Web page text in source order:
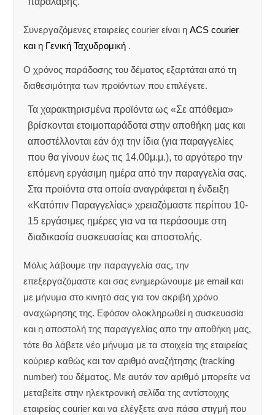
Συνεργαζόμενες εταιρείες courier είναι ηACS courier
και η Γενική Ταχυδρομική .
Ο χρόνος παράδοσης του δέματος εξαρτάται από τη
διαθεσιμότητα των προϊόντων που επιλέγετε.
Τα χαρακτηρισμένα προϊόντα ως «Σε απόθεμα»
βρίσκονται ετοιμοπαράδοτα στην αποθήκη μας και
αποστέλλονται εάν όχι την ίδια (για παραγγελίες
που θα γίνουν έως τις 14.00μ.μ.), το αργότερο την
επόμενη εργάσιμη ημέρα από την παραγγελία σας.
Στα προϊόντα στα οποία αναγράφεται η ένδειξη
«Κατόπιν Παραγγελίας» χρειαζόμαστε περίπου 10-
15 εργάσιμες ημέρες για να τα περάσουμε στη
διαδικασία συσκευασίας και αποστολής.
Μόλις λάβουμε την παραγγελία σας, την
επεξεργαζόμαστε και σας ενημερώνουμε με email και
με μήνυμα στο κινητό σας για τον ακριβή χρόνο
αναχώρησης της. Εφόσον ολοκληρωθεί η συσκευασία
και η αποστολή της παραγγελίας απο την αποθήκη μας,
τότε θα λάβετε νέο μήνυμα με τα στοιχεία της εταιρείας
κούριερ καθώς και τον αριθμό αναζήτησης (tracking
number) του δέματος. Με αυτόν τον αριθμό μπορείτε να
μεταβείτε στην ηλεκτρονική σελίδα της αντίστοιχης
εταιρείας courier και να ελέγξετε ανα πάσα στιγμή που